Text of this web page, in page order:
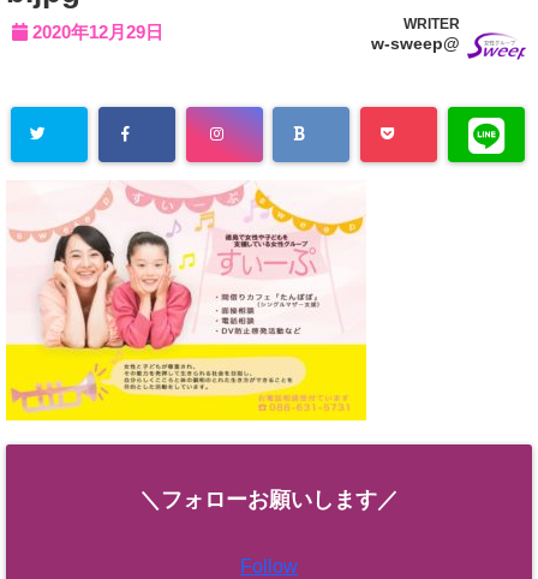
2020年12月29日 WRITER
w-sweep@
＼フォローお願いします／
Follow